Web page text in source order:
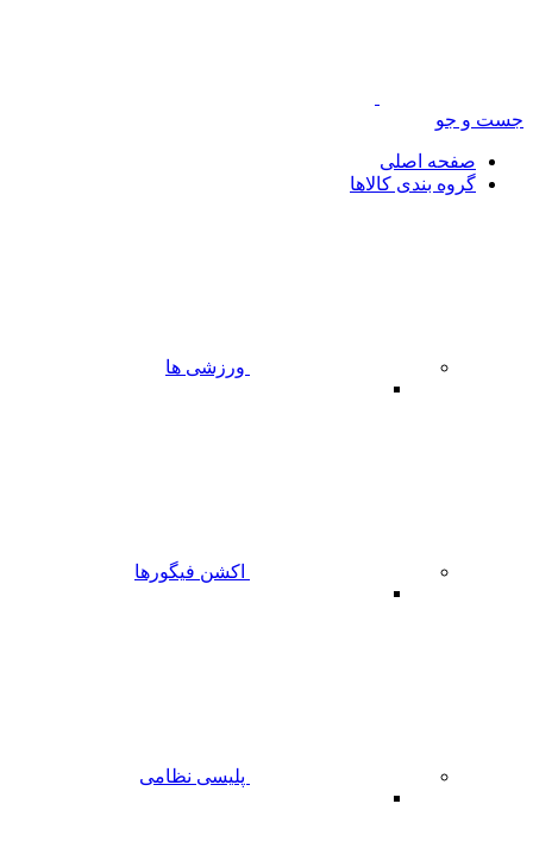
جست و جو
صفحه اصلی
گروه بندی کالاها
ورزشی ها
اکشن فیگورها
پلیسی نظامی